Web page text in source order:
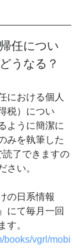
任につい
うなる？
における個人
税）につい
ように簡潔に
みを執筆した
読了できますの
さい。
の日系情報
』にて毎月一回
す。
books/vgrl/mobi